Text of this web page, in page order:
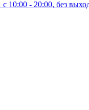
с 10:00 - 20:00, без